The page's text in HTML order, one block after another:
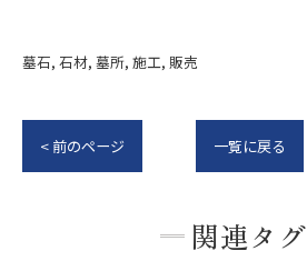
墓石 石材 墓所 施工 販売
< 前のページ 一覧に戻る
関連タグ